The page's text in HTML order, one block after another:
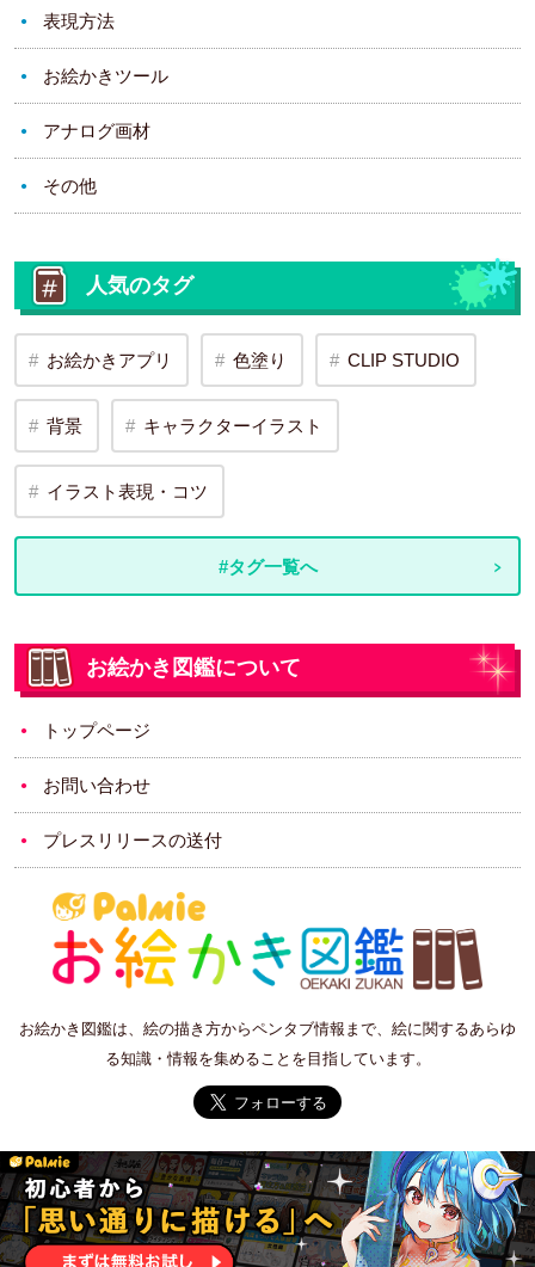
表現方法
お絵かきツール
アナログ画材
その他
人気のタグ
お絵かきアプリ 色塗り CLIP STUDIO
背景 キャラクターイラスト
イラスト表現・コツ
#タグ一覧へ
お絵かき図鑑について
トップページ
お問い合わせ
プレスリリースの送付
お絵かき図鑑は、絵の描き方からペンタブ情報まで、絵に関するあらゆ
る知識・情報を集めることを目指しています。